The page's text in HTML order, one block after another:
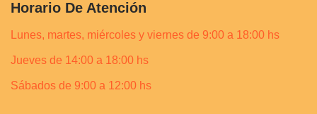
Horario De Atención
Lunes, martes, miércoles y viernes de 9:00 a 18:00 hs
Jueves de 14:00 a 18:00 hs
Sábados de 9:00 a 12:00 hs